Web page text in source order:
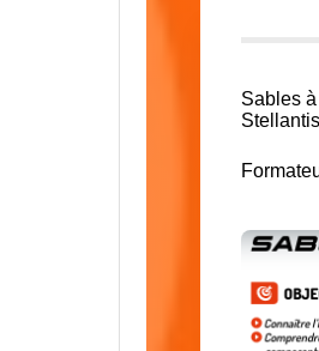
Sables